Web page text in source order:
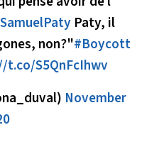
Paty, il
non?"#Boycott
t.co/S5QnFcIhwv
November